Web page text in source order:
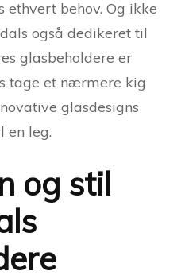
ethvert behov. Og ikke
også dedikeret til
glasbeholdere er
tage et nærmere kig
glasdesigns
en leg.
og stil